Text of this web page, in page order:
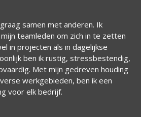
samen met anderen. Ik
teamleden om zich in te zetten
in projecten als in dagelijkse
ben ik rustig, stressbestendig,
Met mijn gedreven houding
werkgebieden, ben ik een
voor elk bedrijf.